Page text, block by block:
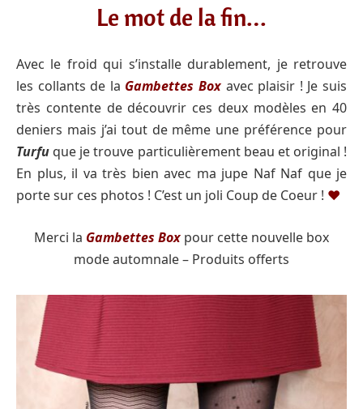
Le mot de la fin…
Avec le froid qui s’installe durablement, je retrouve
les collants de la Gambettes Box avec plaisir ! Je suis
très contente de découvrir ces deux modèles en 40
deniers mais j’ai tout de même une préférence pour
Turfu que je trouve particulièrement beau et original !
En plus, il va très bien avec ma jupe Naf Naf que je
porte sur ces photos ! C’est un joli Coup de Coeur ! ♥️
Merci la Gambettes Box pour cette nouvelle box
mode automnale – Produits offerts